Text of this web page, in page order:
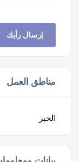
إرسال رأيك
مناطق العمل
الخبر